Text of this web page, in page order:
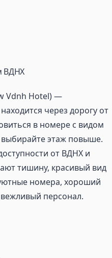
ВДНХ
Vdnh Hotel) —
через дорогу от
в номере с видом
выбирайте этаж повыше.
от ВДНХ и
тишину, красивый вид
номера, хороший
персонал.